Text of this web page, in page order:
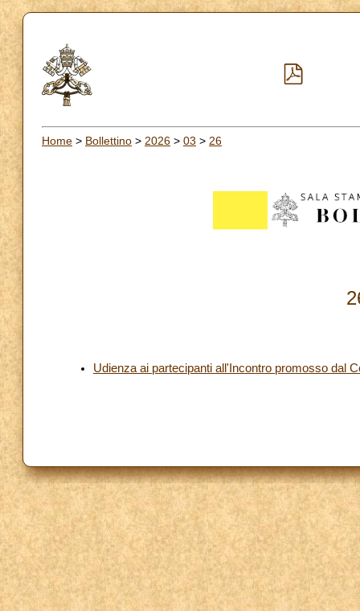
Home > Bollettino > 2026 > 03 > 26
Udienza ai partecipanti all'Incontro promosso dal